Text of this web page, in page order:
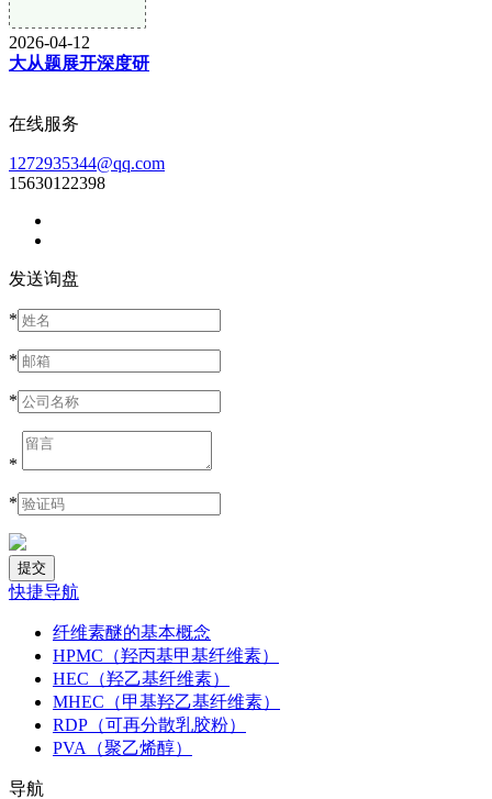
2026-04-12
大从题展开深度研
在线服务
1272935344@qq.com
15630122398
发送询盘
*
*
*
*
*
快捷导航
纤维素醚的基本概念
HPMC（羟丙基甲基纤维素）
HEC（羟乙基纤维素）
MHEC（甲基羟乙基纤维素）
RDP（可再分散乳胶粉）
PVA（聚乙烯醇）
导航